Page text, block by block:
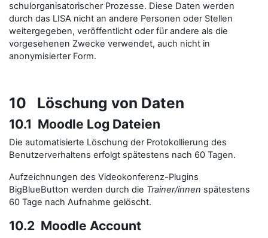
schulorganisatorischer Prozesse. Diese Daten werden
durch das LISA nicht an andere Personen oder Stellen
weitergegeben, veröffentlicht oder für andere als die
vorgesehenen Zwecke verwendet, auch nicht in
anonymisierter Form.
10 Löschung von Daten
10.1 Moodle Log Dateien
Die automatisierte Löschung der Protokollierung des
Benutzerverhaltens erfolgt spätestens nach 60 Tagen.
Aufzeichnungen des Videokonferenz-Plugins
BigBlueButton werden durch die Trainer/innen spätestens
60 Tage nach Aufnahme gelöscht.
10.2 Moodle Account